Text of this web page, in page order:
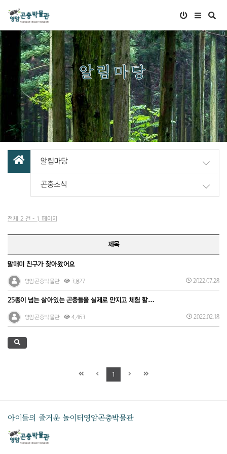
알림마당
알림마당
곤충소식
전체 2 건 - 1 페이지
제목
말매미 친구가 찾아왔어요
영암곤충박물관 3,827 2022.07.28
25종이 넘는 살아있는 곤충들을 실제로 만지고 체험 할…
영암곤충박물관 4,463 2022.02.18
1
아이들의 즐거운 놀이터영암곤충박물관